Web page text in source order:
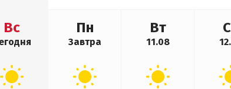
Вс Пн
Завтра
Вт
11.08